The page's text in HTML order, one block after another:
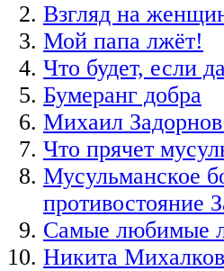
Взгляд на
Мой папа лжёт!
Что будет, если
Бумеранг добра
Михаил
Что прячет
Мусульманское
противостояние
Самые любимые
Никита